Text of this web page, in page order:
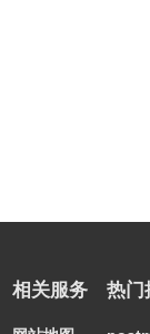
相关服务 热门